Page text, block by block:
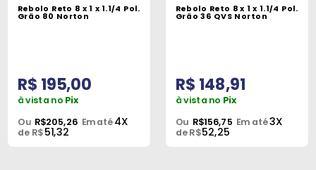
Rebolo Reto 8 x 1 x 1.1/4 Pol.
Grão 80 Norton
R$ 195,00
à vista no Pix
Ou R$205,26 Em até4X
de R$51,32
Rebolo Reto 8 x 1 x 1.1/4 Pol.
Grão 36 QVS Norton
R$ 148,91
à vista no Pix
Ou R$156,75 Em até3X
de R$52,25